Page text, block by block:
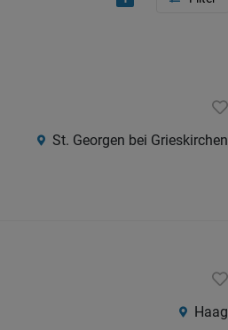
St. Georgen bei Grieskirchen
Haag